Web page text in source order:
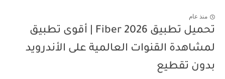
منذ عام
تحميل تطبيق Fiber 2026 | أقوى تطبيق
لمشاهدة القنوات العالمية على الأندرويد
بدون تقطيع